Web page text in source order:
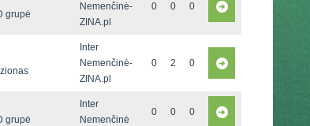
grupė
Nemenčinė-
ZINA.pl
0 0 0
Inter
Nemenčinė-
ZINA.pl
0 2 0
grupė
Inter
Nemenčinė
0 0 0